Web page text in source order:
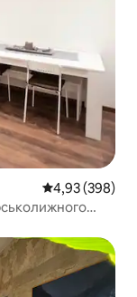
Середня
4,93 (398)